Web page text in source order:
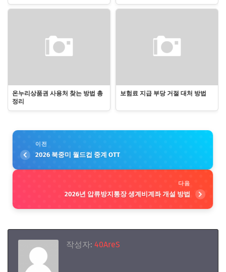
온누리상품권 사용처 찾는 방법 총
정리
보험료 지급 부당 거절 대처 방법
이전
2026 북중미 월드컵 중계 OTT
다음
2026년 압류방지통장 생계비계좌 개설 방법
작성자: 40AreS